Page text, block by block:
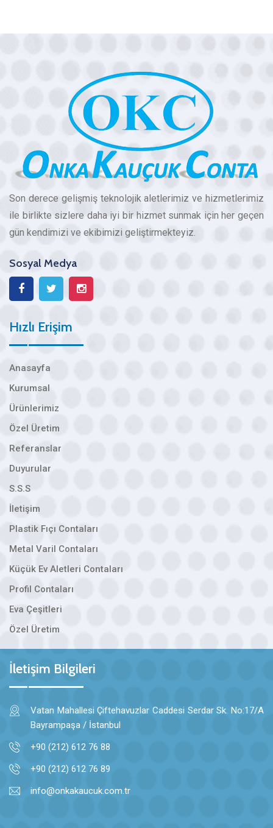
Son derece gelişmiş teknolojik aletlerimiz ve hizmetlerimiz
ile birlikte sizlere daha iyi bir hizmet sunmak için her geçen
gün kendimizi ve ekibimizi geliştirmekteyiz.
Sosyal Medya
Hızlı Erişim
Anasayfa
Kurumsal
Ürünlerimiz
Özel Üretim
Referanslar
Duyurular
S.S.S
İletişim
Plastik Fıçı Contaları
Metal Varil Contaları
Küçük Ev Aletleri Contaları
Profil Contaları
Eva Çeşitleri
Özel Üretim
İletişim Bilgileri
Vatan Mahallesi Çiftehavuzlar Caddesi Serdar Sk. No:17/A
Bayrampaşa / İstanbul
+90 (212) 612 76 88
+90 (212) 612 76 89
info@onkakaucuk.com.tr